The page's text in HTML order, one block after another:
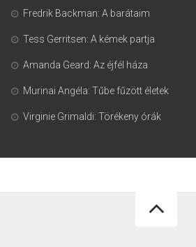
Fredrik Backman: A barátaim
Tess Gerritsen: A kémek partja
Amanda Geard: Az éjfél háza
Murinai Angéla: Tűbe fűzött életek
Virginie Grimaldi: Törékeny órák